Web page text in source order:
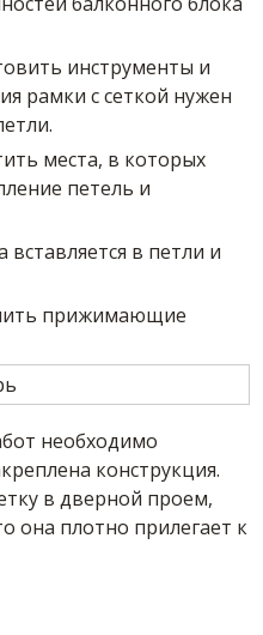
инструменты и
рамки с сеткой нужен
места, в которых
петель и
в петли и
прижимающие
необходимо
конструкция.
в дверной проем,
она плотно прилегает к